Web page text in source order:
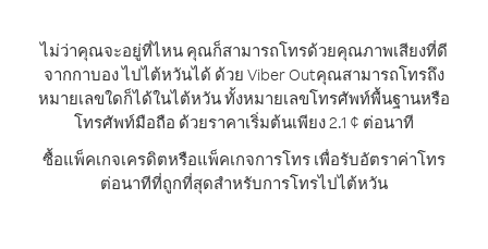
ไม่ว่าคุณจะอยู่ที่ไหน คุณก็สามารถโทรด้วยคุณภาพเสียงที่ดี
จากกาบอง ไปไต้หวันได้ ด้วย Viber Outคุณสามารถโทรถึง
หมายเลขใดก็ได้ในไต้หวัน ทั้งหมายเลขโทรศัพท์พื้นฐานหรือ
โทรศัพท์มือถือ ด้วยราคาเริ่มต้นเพียง 2.1 ¢ ต่อนาที
ซื้อแพ็คเกจเครดิตหรือแพ็คเกจการโทร เพื่อรับอัตราค่าโทร
ต่อนาทีที่ถูกที่สุดสำหรับการโทรไปไต้หวัน